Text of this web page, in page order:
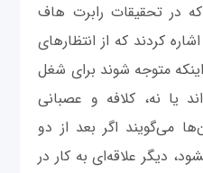
که در تحقیقات رابرت هاف
کردند که از انتظارهای
متوجه شوند برای شغل
یا نه، کلافه و عصبانی
70 درصد آن‌ها می‌گویند اگر بعد از دو
دیگر علاقه‌ای به کار در